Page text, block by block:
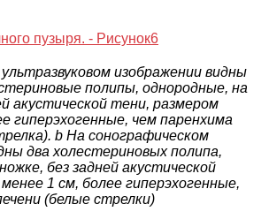
изображении видны
полипы, однородные, на
акустической тени, размером
гиперэхогенные, чем паренхима
b На сонографическом
два холестериновых полипа,
без задней акустической
1 см, более гиперэхогенные,
(белые стрелки)